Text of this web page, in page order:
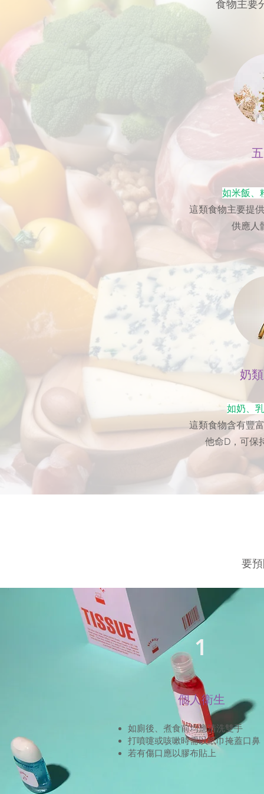
食物主要
如米飯、
這類食物主要提
供應人
奶
如奶、
這類食物含有豐
他命D，可保
要
1
個人衛生
如廁後、煮食前均應清洗雙手
打噴嚏或咳嗽時需以紙巾掩蓋口鼻
若有傷口應以膠布貼上